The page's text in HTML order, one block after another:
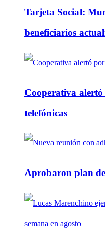
Tarjeta Social:
beneficiarios
Cooperativa alertó
telefónicas
Aprobaron plan